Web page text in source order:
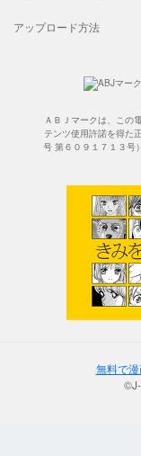
アップロード方法
ＡＢＪマークは、この
テンツ使用許諾を得た
号 第６０９１７１３号
無料で